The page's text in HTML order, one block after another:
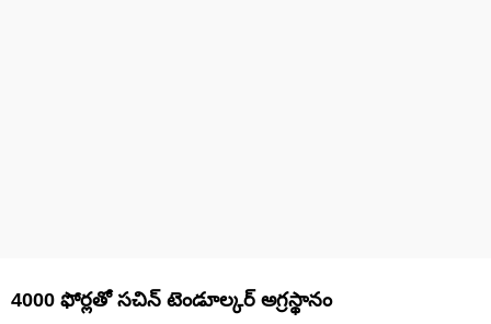
4000 ఫోర్లతో సచిన్ టెండూల్కర్ అగ్రస్థానం